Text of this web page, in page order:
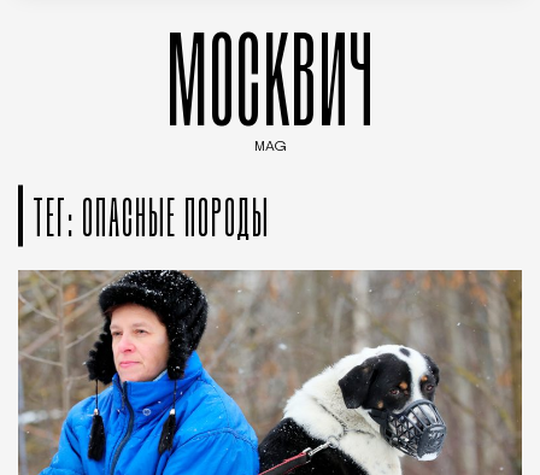
МОСКВИЧ
MAG
ТЕГ: ОПАСНЫЕ ПОРОДЫ